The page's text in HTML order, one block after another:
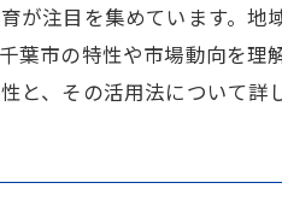
が注目を集めています。
葉市の特性や市場動向を
と、その活用法について詳